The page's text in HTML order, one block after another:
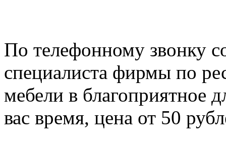
По телефонному звонку
специалиста фирмы по
мебели в благоприятное
вас время, цена от 50